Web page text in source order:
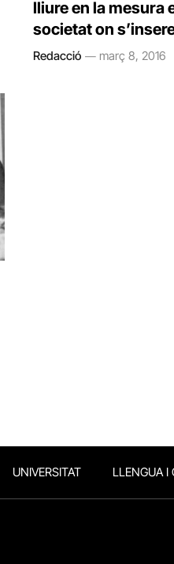
lliure en la mesura
societat on
Redacció març 8, 2016
UNIVERSITAT LLENGUA I